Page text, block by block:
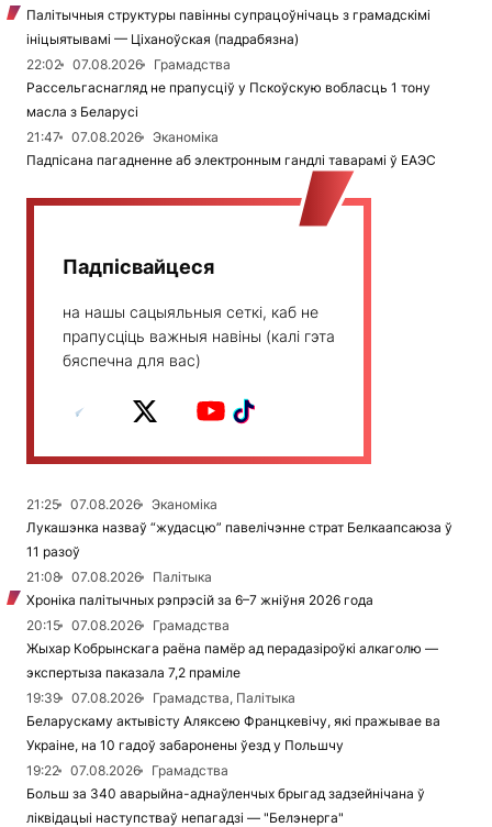
Палітычныя структуры павінны супрацоўнічаць з грамадскімі
ініцыятывамі — Ціханоўская (падрабязна)
22:02
07.08.2026
Грамадства
Рассельгаснагляд не прапусціў у Пскоўскую вобласць 1 тону
масла з Беларусі
21:47
07.08.2026
Эканоміка
Падпісана пагадненне аб электронным гандлі таварамі ў ЕАЭС
Падпісвайцеся
на нашы сацыяльныя сеткі, каб не
прапусціць важныя навіны (калі гэта
бяспечна для вас)
21:25 07.08.2026
Эканоміка
Лукашэнка назваў “жудасцю” павелічэнне страт Белкаапсаюза ў
11 разоў
21:08
07.08.2026
Палітыка
Хроніка палітычных рэпрэсій за 6–7 жніўня 2026 года
20:15
07.08.2026
Грамадства
Жыхар Кобрынскага раёна памёр ад перадазіроўкі алкаголю —
экспертыза паказала 7,2 праміле
19:39
07.08.2026
Грамадства, Палітыка
Беларускаму актывісту Аляксею Францкевічу, які пражывае ва
Украіне, на 10 гадоў забаронены ўезд у Польшчу
19:22
07.08.2026
Грамадства
Больш за 340 аварыйна-аднаўленчых брыгад задзейнічана ў
ліквідацыі наступстваў непагадзі — "Белэнерга"